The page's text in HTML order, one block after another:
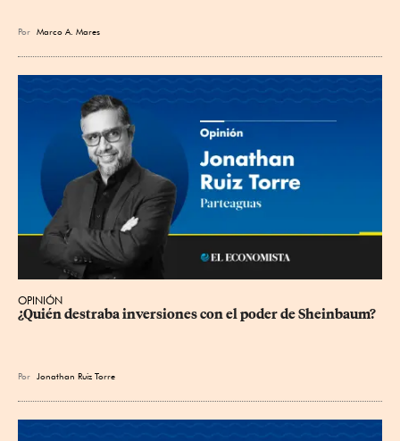
Por Marco A. Mares
OPINIÓN
¿Quién destraba inversiones con el poder de Sheinbaum?
Por Jonathan Ruiz Torre